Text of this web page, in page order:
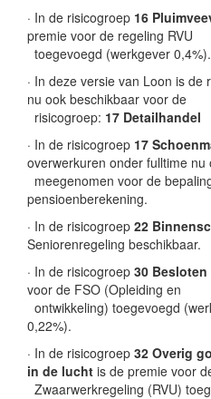
· In de risicogroep 16
premie voor de regeling RVU
toegevoegd (werkgever 0,4%).
· In deze versie van Loon is de
nu ook beschikbaar voor de
risicogroep: 17 Detailhandel
· In de risicogroep 17
overwerkuren onder fulltime nu
meegenomen voor de
pensioenberekening.
· In de risicogroep 22
Seniorenregeling beschikbaar.
· In de risicogroep 30
voor de FSO (Opleiding en
ontwikkeling) toegevoegd
0,22%).
· In de risicogroep 32 Overig
in de lucht is de premie voor
Zwaarwerkregeling (RVU)